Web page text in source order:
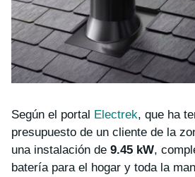
Según el portal Electrek, que ha
presupuesto de un cliente de la
una instalación de 9.45 kW,
batería para el hogar y toda la